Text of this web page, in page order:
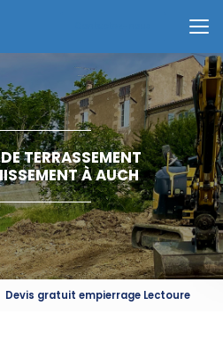
TERRASSEMENT
À AUCH
Devis gratuit empierrage Lectoure